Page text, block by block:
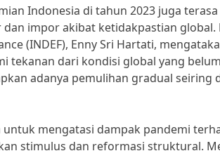
Indonesia di tahun 2023 juga
impor akibat ketidakpastian global.
(INDEF), Enny Sri Hartati,
tekanan dari kondisi global yang
adanya pemulihan gradual seiring
mengatasi dampak pandemi
stimulus dan reformasi struktural.